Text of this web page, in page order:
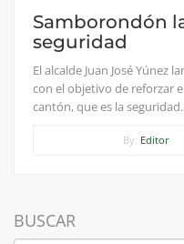
Samborondón
seguridad
El alcalde Juan José Yúnez
con el objetivo de reforzar
cantón, que es la
By: Editor
BUSCAR